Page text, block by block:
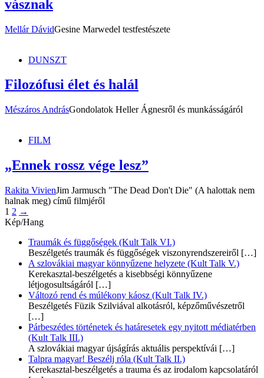
vásznak
Mellár DávidGesine Marwedel testfestészete
DUNSZT
Filozófusi élet és halál
Mészáros AndrásGondolatok Heller Ágnesről és munkásságáról
FILM
„Ennek rossz vége lesz”
Rakita VivienJim Jarmusch "The Dead Don't Die" (A halottak nem
halnak meg) című filmjéről
Bejegyzések
lapozása
Page
1 Page
2 →
Kép/Hang
Traumák és függőségek (Kult Talk VI.)
Beszélgetés traumák és függőségek viszonyrendszereiről […]
A szlovákiai magyar könnyűzene helyzete (Kult Talk V.)
Kerekasztal-beszélgetés a kisebbségi könnyűzene
létjogosultságáról […]
Változó rend és múlékony káosz (Kult Talk IV.)
Beszélgetés Füzik Szilviával alkotásról, képzőművészetről
[…]
Párbeszédes történetek és határesetek egy nyitott médiatérben
(Kult Talk III.)
A szlovákiai magyar újságírás aktuális perspektívái […]
Talpra magyar! Beszélj róla (Kult Talk II.)
Kerekasztal-beszélgetés a trauma és az irodalom kapcsolatáról